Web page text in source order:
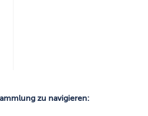
zu navigieren: